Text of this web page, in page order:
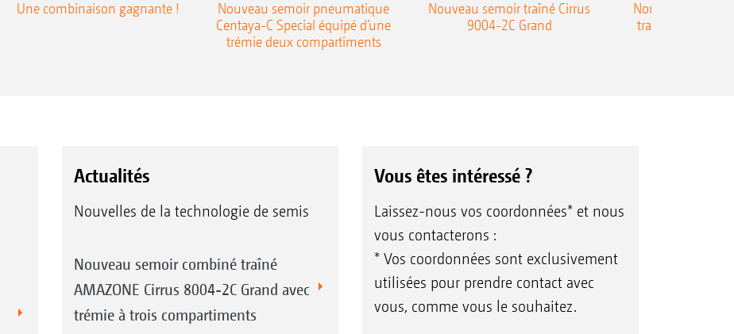
Une combinaison gagnante !
Nouveau semoir pneumatique
Centaya-C Special équipé d’une
trémie deux compartiments
Nouveau semoir traîné Cirrus
9004-2C Grand
Nouveau semoir
traîné Precea-
Actualités
Nouvelles de la technologie de semis
Nouveau semoir combiné traîné
AMAZONE Cirrus 8004-2C Grand avec
trémie à trois compartiments
Vous êtes intéressé ?
Laissez-nous vos coordonnées* et nous
vous contacterons :
* Vos coordonnées sont exclusivement
utilisées pour prendre contact avec
vous, comme vous le souhaitez.